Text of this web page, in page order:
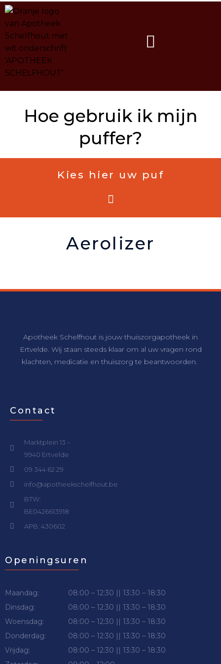
Spring
de
inhoud
Hoe gebruik ik mijn
puffer?
Kies hier uw puf
Aerolizer
Apotheek Schelfhout is jouw thuiszorgapotheek in
Ertvelde. Wij staan steeds klaar om al uw vragen rond
klachten, medicatie en thuiszorg te beantwoorden.
Contact
Marktplein 13 –
9940 Ertvelde
09 344 62 29
info@apotheekschelfhout.be
BTW:
BE0426613918
APB: 430602
Openingsuren
Maandag:
Dinsdag:
Woensdag:
Donderdag:
Vrijdag:
08:00 – 12:30 || 13:30 – 18:30
08:00 – 12:30 || 13:30 – 18:30
08:00 – 12:30 || 13:30 – 18:30
08:00 – 12:30 || 13:30 – 18:30
08:00 – 12:30 || 13:30 – 18:30